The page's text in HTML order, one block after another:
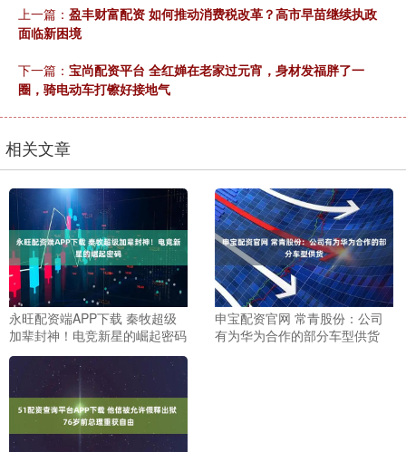
上一篇： 盈丰财富配资 如何推动消费税改革？高市早苗继续执政
面临新困境
下一篇： 宝尚配资平台 全红婵在老家过元宵，身材发福胖了一
圈，骑电动车打镲好接地气
相关文章
永旺配资端APP下载 秦牧超级
加辈封神！电竞新星的崛起密码
申宝配资官网 常青股份：公司
有为华为合作的部分车型供货